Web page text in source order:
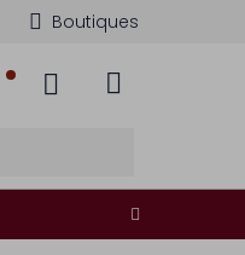
Boutiques